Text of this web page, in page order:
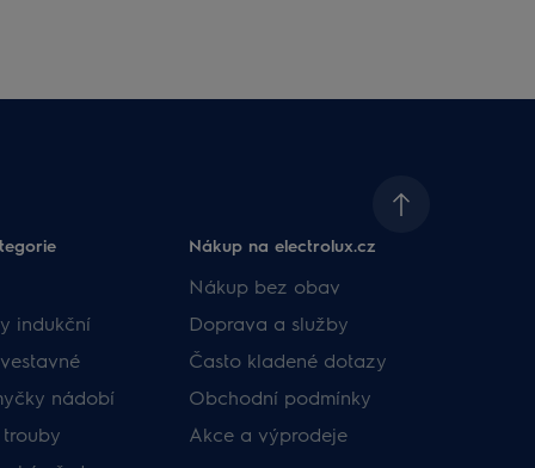
indukční
nádobí
Nákup na electrolux.cz
Nákup bez obav
Doprava a služby
Často kladené dotazy
Obchodní podmínky
Akce a výprodeje